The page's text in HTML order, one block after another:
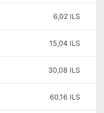
6,02 ILS
15,04 ILS
30,08 ILS
60,16 ILS